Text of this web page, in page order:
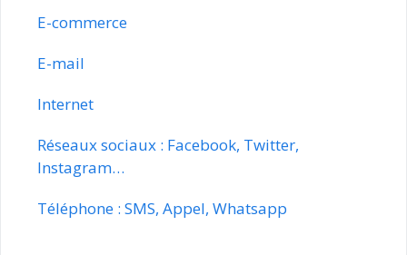
E-commerce
E-mail
Internet
Réseaux sociaux : Facebook, Twitter,
Instagram…
Téléphone : SMS, Appel, Whatsapp